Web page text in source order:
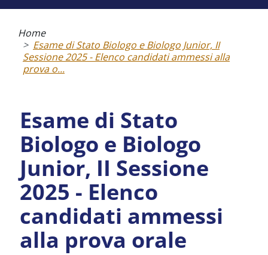
pane
Home
Esame di Stato Biologo e Biologo Junior, II
Sessione 2025 - Elenco candidati ammessi alla
prova o...
Esame di Stato
Biologo e Biologo
Junior, II Sessione
2025 - Elenco
candidati ammessi
alla prova orale